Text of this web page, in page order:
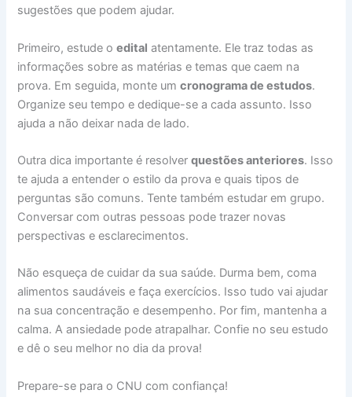
sugestões que podem ajudar.
Primeiro, estude oedital atentamente. Ele traz todas as
informações sobre as matérias e temas que caem na
prova. Em seguida, monte umcronograma de estudos.
Organize seu tempo e dedique-se a cada assunto. Isso
ajuda a não deixar nada de lado.
Outra dica importante é resolverquestões anteriores. Isso
te ajuda a entender o estilo da prova e quais tipos de
perguntas são comuns. Tente também estudar em grupo.
Conversar com outras pessoas pode trazer novas
perspectivas e esclarecimentos.
Não esqueça de cuidar da sua saúde. Durma bem, coma
alimentos saudáveis e faça exercícios. Isso tudo vai ajudar
na sua concentração e desempenho. Por fim, mantenha a
calma. A ansiedade pode atrapalhar. Confie no seu estudo
e dê o seu melhor no dia da prova!
Prepare-se para o CNU com confiança!